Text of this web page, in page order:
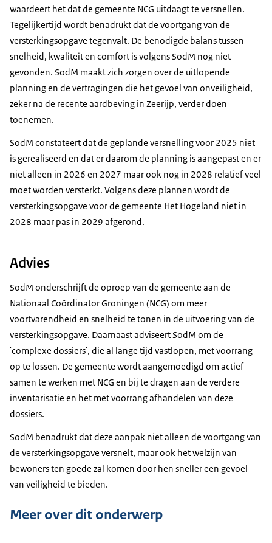
waardeert het dat de gemeente NCG uitdaagt te versnellen.
Tegelijkertijd wordt benadrukt dat de voortgang van de
versterkingsopgave tegenvalt. De benodigde balans tussen
snelheid, kwaliteit en comfort is volgens SodM nog niet
gevonden. SodM maakt zich zorgen over de uitlopende
planning en de vertragingen die het gevoel van onveiligheid,
zeker na de recente aardbeving in Zeerijp, verder doen
toenemen.
SodM constateert dat de geplande versnelling voor 2025 niet
is gerealiseerd en dat er daarom de planning is aangepast en er
niet alleen in 2026 en 2027 maar ook nog in 2028 relatief veel
moet worden versterkt. Volgens deze plannen wordt de
versterkingsopgave voor de gemeente Het Hogeland niet in
2028 maar pas in 2029 afgerond.
Advies
SodM onderschrijft de oproep van de gemeente aan de
Nationaal Coördinator Groningen (NCG) om meer
voortvarendheid en snelheid te tonen in de uitvoering van de
versterkingsopgave. Daarnaast adviseert SodM om de
'complexe dossiers', die al lange tijd vastlopen, met voorrang
op te lossen. De gemeente wordt aangemoedigd om actief
samen te werken met NCG en bij te dragen aan de verdere
inventarisatie en het met voorrang afhandelen van deze
dossiers.
SodM benadrukt dat deze aanpak niet alleen de voortgang van
de versterkingsopgave versnelt, maar ook het welzijn van
bewoners ten goede zal komen door hen sneller een gevoel
van veiligheid te bieden.
Meer over dit onderwerp